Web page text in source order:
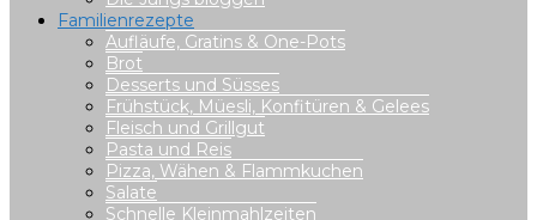
Familienrezepte
Aufläufe, Gratins & One-Pots
Brot
Desserts und Süsses
Frühstück, Müesli, Konfitüren & Gelees
Fleisch und Grillgut
Pasta und Reis
Pizza, Wähen & Flammkuchen
Salate
Schnelle Kleinmahlzeiten